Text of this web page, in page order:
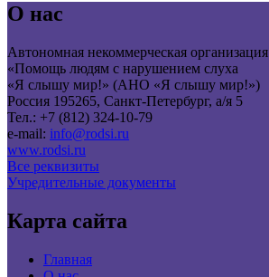
О нас
Автономная некоммерческая организация
«Помощь людям с нарушением слуха
«Я слышу мир!» (АНО «Я слышу мир!»)
Россия 195265, Санкт-Петербург, а/я 5
Тел.: +7 (812) 324-10-79
e-mail: info@rodsi.ru
www.rodsi.ru
Все реквизиты
Учредительные документы
Карта сайта
Главная